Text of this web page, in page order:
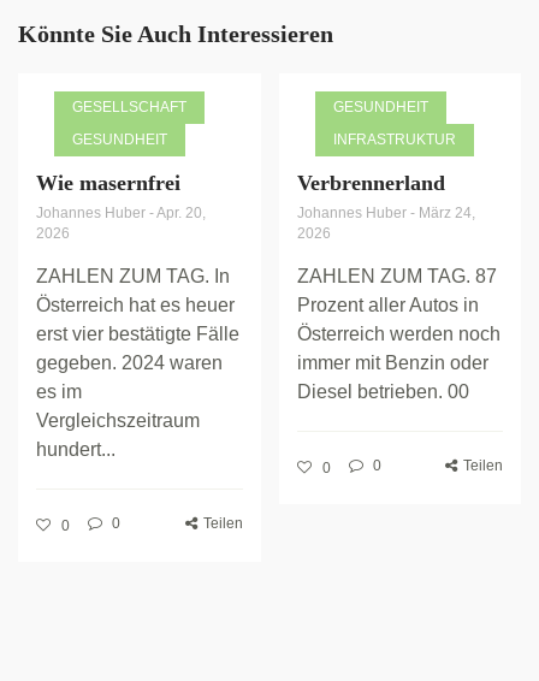
Könnte Sie Auch Interessieren
GESELLSCHAFT
GESUNDHEIT
Wie masernfrei
Johannes Huber -Apr. 20,
2026
ZAHLEN ZUM TAG. In
Österreich hat es heuer
erst vier bestätigte Fälle
gegeben. 2024 waren
es im
Vergleichszeitraum
hundert...
0 0 Teilen
GESUNDHEIT
INFRASTRUKTUR
Verbrennerland
Johannes Huber - März 24,
2026
ZAHLEN ZUM TAG. 87
Prozent aller Autos in
Österreich werden noch
immer mit Benzin oder
Diesel betrieben. 00
0 0 Teilen